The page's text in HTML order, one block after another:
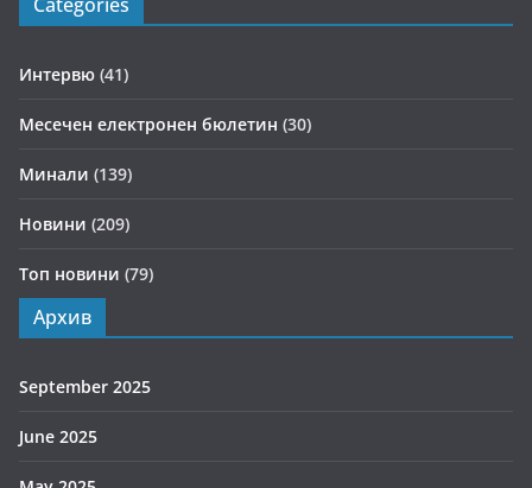
Интервю (41)
Месечен електронен бюлетин (30)
Минали (139)
Новини (209)
Топ новини (79)
Архив
September 2025
June 2025